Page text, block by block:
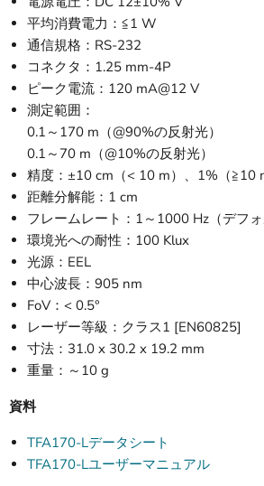
平均消費電力：≦1 W
通信規格：RS-232
コネクタ：1.25 mm-4P
ピーク電流：120 mA@12 V
測定範囲：
0.1～170 m（@90%の反射光）
0.1～70 m（@10%の反射光）
精度：±10 cm（< 10 m）、1%（≧10
距離分解能：1 cm
フレームレート：1～1000 Hz（デフォ
環境光への耐性：100 Klux
光源：EEL
中心波長：905 nm
FoV：< 0.5°
レーザー等級：クラス1 [EN60825]
寸法：31.0 x 30.2 x 19.2 mm
重量：～10 g
資料
TFA170-Lデータシート
TFA170-Lユーザーマニュアル